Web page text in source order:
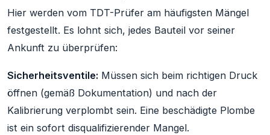
Hier werden vom TDT-Prüfer am häufigsten Mängel
festgestellt. Es lohnt sich, jedes Bauteil vor seiner
Ankunft zu überprüfen:
Sicherheitsventile: Müssen sich beim richtigen Druck
öffnen (gemäß Dokumentation) und nach der
Kalibrierung verplombt sein. Eine beschädigte Plombe
ist ein sofort disqualifizierender Mangel.